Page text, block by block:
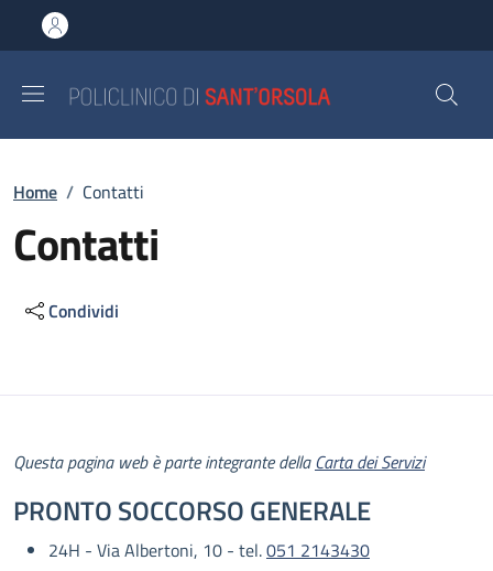
al contenuto principale
to footer content
Briciole di pane
Home / Contatti
Contatti
Condividi
Descrizione
Questa pagina web è parte integrante dellaCarta dei Servizi
PRONTO SOCCORSO GENERALE
24H - Via Albertoni, 10 - tel.051 2143430